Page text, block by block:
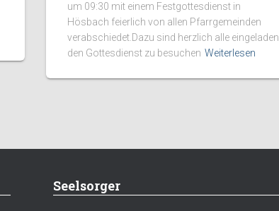
um 09:30 mit einem Festgottesdienst in
Hösbach feierlich von allen Pfarrgemeinden
verabschiedet.Dazu sind herzlich alle eingeladen
den Gottesdienst zu besuchen Weiterlesen
Seelsorger